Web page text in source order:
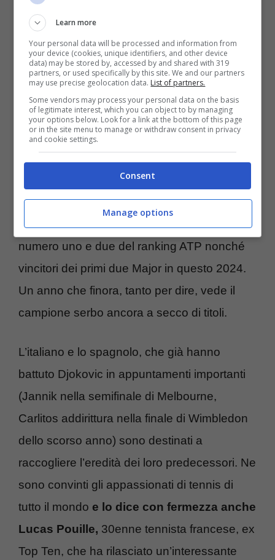
davvero cambiata. E questo grazie ai due
nuovi fenomeni generazionali dell’epoca
moderna. E del futuro.
“Sono già forti come quei
tre”: Pouille scatena il
dibattito
Stiamo ovviamente parlando diJannik
Sinner e Carlos Alcaraz,
numero uno e due del ranking ATP nonché
vincitori dei primi due Major in questo 2024.
Un anno che finora, tanto per dire, vede il
campione serbo ancora a secco di titoli.
L’italiano e lo spagnolo, che già hanno
battuto Djokovic in appuntamenti importanti
(Jannik nella semifinale di Melbourne,
Carlitos addirittura nella finale di Wimbledon
dello scorso anno) sono destinati a
raccogliere l’eredità dei loro predecessori. Ne
sono convinti gli appassionati di tennis di
tutto il mondo e lo dice con fermezza anche
Lucas Pouille, 30enne tennista francese, ex
Top Ten, che ha rilasciato un’interessante
Learn more
Your personal data will be processed and information from
your device (cookies, unique identifiers, and other device
data) may be stored by, accessed by and shared with 319
partners, or used specifically by this site. We and our partners
may use precise geolocation data. List of partners.
Some vendors may process your personal data on the basis
of legitimate interest, which you can object to by managing
your options below. Look for a link at the bottom of this page
or in the site menu to manage or withdraw consent in privacy
and cookie settings.
Consent
Manage options